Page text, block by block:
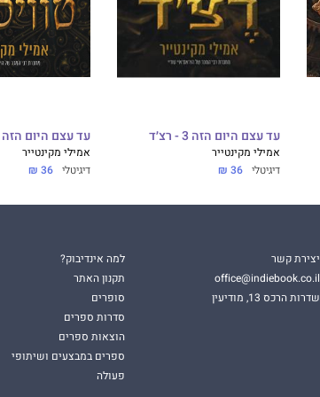
עד עצם היום הזה 3 - רצ׳ד
אמילי מקינטייר
דיגיטלי 36 ₪
עד עצם היום הזה 4 - טוויסטד
אמילי מקינטייר
דיגיטלי 36 ₪
יצירת קשר
office@indiebook.co.il
שדרות הרכס 13, מודיעין
למה אינדיבוק?
תקנון האתר
סופרים
סדרות ספרים
הוצאות ספרים
ספרים במבצעים ושיתופי
פעולה